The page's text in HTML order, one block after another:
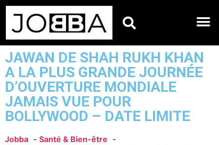
JAWAN DE SHAH RUKH KHAN
A LA PLUS GRANDE JOURNÉE
D’OUVERTURE MONDIALE
JAMAIS VUE POUR
BOLLYWOOD – DATE LIMITE
Jobba
Santé & Bien-être